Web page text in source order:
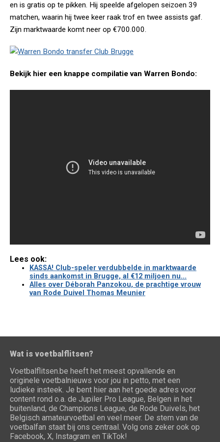
en is gratis op te pikken. Hij speelde afgelopen seizoen 39
matchen, waarin hij twee keer raak trof en twee assists gaf.
Zijn marktwaarde komt neer op €700.000.
Bekijk hier een knappe compilatie van Warren Bondo:
Lees ook:
KASSA! Club-speler verdubbelde in marktwaarde
sinds aankomst in Brugge, al €12 miljoen nu...
Alles over Déborah Panzokou, de prachtige vrouw
van Rode Duivel Thomas Meunier
Wat is voetbalflitsen?
Voetbalflitsen.be heeft het meest opvallende en
originele voetbalnieuws voor jou in petto, met een
ludieke insteek. Je bent hier aan het goede adres voor
content rond o.a. de Jupiler Pro League, Belgen in het
buitenland, de Champions League, de Rode Duivels, het
Belgisch amateurvoetbal en veel meer. De stem van de
voetbalfan staat bij ons centraal. Volg ons zeker ook op
Facebook, X, Instagram en TikTok!